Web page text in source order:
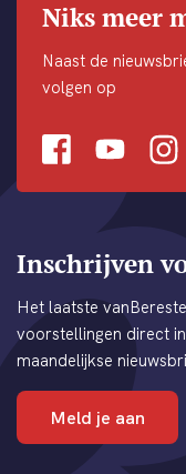
Niks meer
Naast de
volgen op
FacebookYoutube
Inschrijven
Het laatste
voorstellingen direct
maandelijkse
Meld je aan